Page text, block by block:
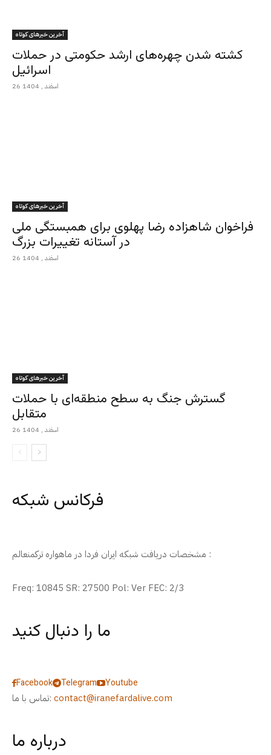
آخرین خبرهای کوتاه
کشته شدن چهره‌های ارشد حکومتی در حملات
اسرائیل
26 اسفند , 1404
آخرین خبرهای کوتاه
فراخوان شاهزاده رضا پهلوی برای همبستگی ملی
در آستانه تغییرات بزرگ
26 اسفند , 1404
آخرین خبرهای کوتاه
گسترش جنگ به سطح منطقه‌ای با حملات
متقابل
26 اسفند , 1404
فرکانس شبکه
مشخصات دریافت شبکه ایران فردا در ماهواره ترکمنعالم :
Freq: 10845 SR: 27500 Pol: Ver FEC: 2/3
ما را دنبال کنید
Facebook Telegram
Youtube
تماس با ما: contact@iranefardalive.com
درباره ما